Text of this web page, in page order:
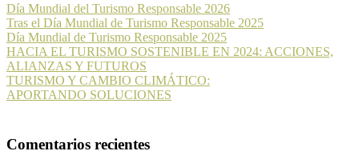
Día Mundial del Turismo Responsable 2026
Tras el Día Mundial de Turismo Responsable 2025
Día Mundial de Turismo Responsable 2025
HACIA EL TURISMO SOSTENIBLE EN 2024: ACCIONES,
ALIANZAS Y FUTUROS
TURISMO Y CAMBIO CLIMÁTICO:
APORTANDO SOLUCIONES
Comentarios recientes